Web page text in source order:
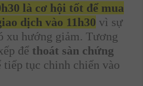
là cơ hội tốt để mua
dịch vào 11h30 vì sự
xu hướng giảm. Tương
để thoát sàn chứng
tiếp tục chinh chiến vào